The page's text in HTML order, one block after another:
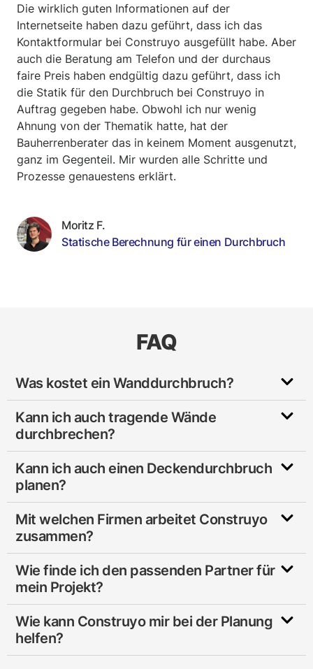
Die wirklich guten Informationen auf der
Internetseite haben dazu geführt, dass ich das
Kontaktformular bei Construyo ausgefüllt habe. Aber
auch die Beratung am Telefon und der durchaus
faire Preis haben endgültig dazu geführt, dass ich
die Statik für den Durchbruch bei Construyo in
Auftrag gegeben habe. Obwohl ich nur wenig
Ahnung von der Thematik hatte, hat der
Bauherrenberater das in keinem Moment ausgenutzt,
ganz im Gegenteil. Mir wurden alle Schritte und
Prozesse genauestens erklärt.
Moritz F.
Statische Berechnung für einen Durchbruch
FAQ
Was kostet ein Wanddurchbruch?
Kann ich auch tragende Wände
durchbrechen?
Kann ich auch einen Deckendurchbruch
planen?
Mit welchen Firmen arbeitet Construyo
zusammen?
Wie finde ich den passenden Partner für
mein Projekt?
Wie kann Construyo mir bei der Planung
helfen?